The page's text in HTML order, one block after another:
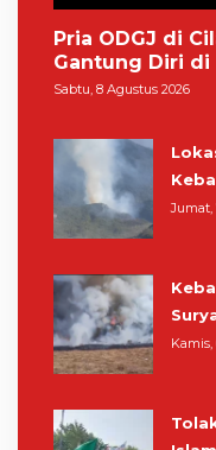
Pria ODGJ di
Gantung Diri di
Sabtu, 8 Agustus 2026
Jumat,